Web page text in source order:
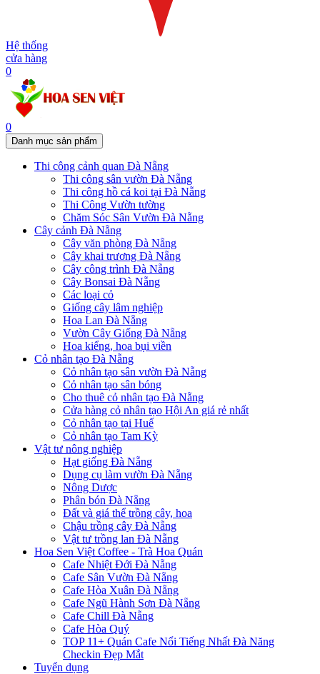
Hệ thống
cửa hàng
0
0
Danh mục sản phẩm
Thi công cảnh quan Đà Nẵng
Thi công sân vườn Đà Nẵng
Thi công hồ cá koi tại Đà Nẵng
Thi Công Vườn tường
Chăm Sóc Sân Vườn Đà Nẵng
Cây cảnh Đà Nẵng
Cây văn phòng Đà Nẵng
Cây khai trương Đà Nẵng
Cây công trình Đà Nẵng
Cây Bonsai Đà Nẵng
Các loại cỏ
Giống cây lâm nghiệp
Hoa Lan Đà Nẵng
Vườn Cây Giống Đà Nẵng
Hoa kiểng, hoa bụi viền
Cỏ nhân tạo Đà Nẵng
Cỏ nhân tạo sân vườn Đà Nẵng
Cỏ nhân tạo sân bóng
Cho thuê cỏ nhân tạo Đà Nẵng
Cửa hàng cỏ nhân tạo Hội An giá rẻ nhất
Cỏ nhân tạo tại Huế
Cỏ nhân tạo Tam Kỳ
Vật tư nông nghiệp
Hạt giống Đà Nẵng
Dụng cụ làm vườn Đà Nẵng
Nông Dược
Phân bón Đà Nẵng
Đất và giá thể trồng cây, hoa
Chậu trồng cây Đà Nẵng
Vật tư trồng lan Đà Nẵng
Hoa Sen Việt Coffee - Trà Hoa Quán
Cafe Nhiệt Đới Đà Nẵng
Cafe Sân Vườn Đà Nẵng
Cafe Hòa Xuân Đà Nẵng
Cafe Ngũ Hành Sơn Đà Nẵng
Cafe Chill Đà Nẵng
Cafe Hòa Quý
TOP 11+ Quán Cafe Nổi Tiếng Nhất Đà Năng
Checkin Đẹp Mắt
Tuyển dụng